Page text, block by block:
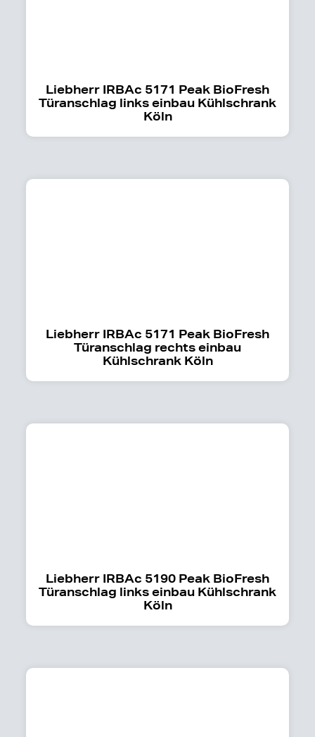
Liebherr IRBAc 5171 Peak BioFresh
Türanschlag links einbau Kühlschrank
Köln
Liebherr IRBAc 5171 Peak BioFresh
Türanschlag rechts einbau
Kühlschrank Köln
Liebherr IRBAc 5190 Peak BioFresh
Türanschlag links einbau Kühlschrank
Köln